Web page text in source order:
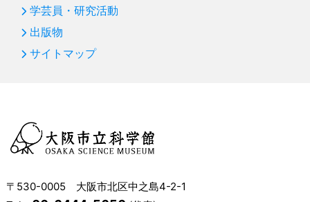
学芸員・研究活動
出版物
サイトマップ
〒530-0005 大阪市北区中之島4-2-1